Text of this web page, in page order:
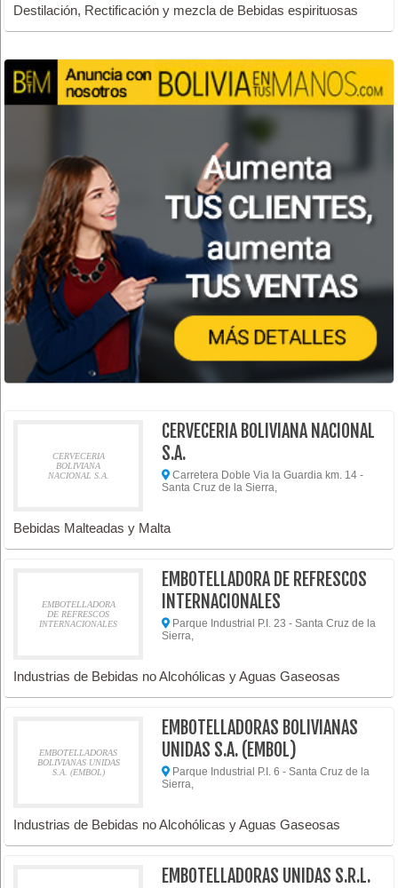
Destilación, Rectificación y mezcla de Bebidas espirituosas
CERVECERIA
BOLIVIANA
NACIONAL S.A.
CERVECERIA BOLIVIANA NACIONAL
S.A.
Carretera Doble Via la Guardia km. 14 -
Santa Cruz de la Sierra,
Bebidas Malteadas y Malta
EMBOTELLADORA
DE REFRESCOS
INTERNACIONALES
EMBOTELLADORA DE REFRESCOS
INTERNACIONALES
Parque Industrial P.I. 23 - Santa Cruz de la
Sierra,
Industrias de Bebidas no Alcohólicas y Aguas Gaseosas
EMBOTELLADORAS
BOLIVIANAS UNIDAS
S.A. (EMBOL)
EMBOTELLADORAS BOLIVIANAS
UNIDAS S.A. (EMBOL)
Parque Industrial P.I. 6 - Santa Cruz de la
Sierra,
Industrias de Bebidas no Alcohólicas y Aguas Gaseosas
EMBOTELLADORAS UNIDAS S.R.L.